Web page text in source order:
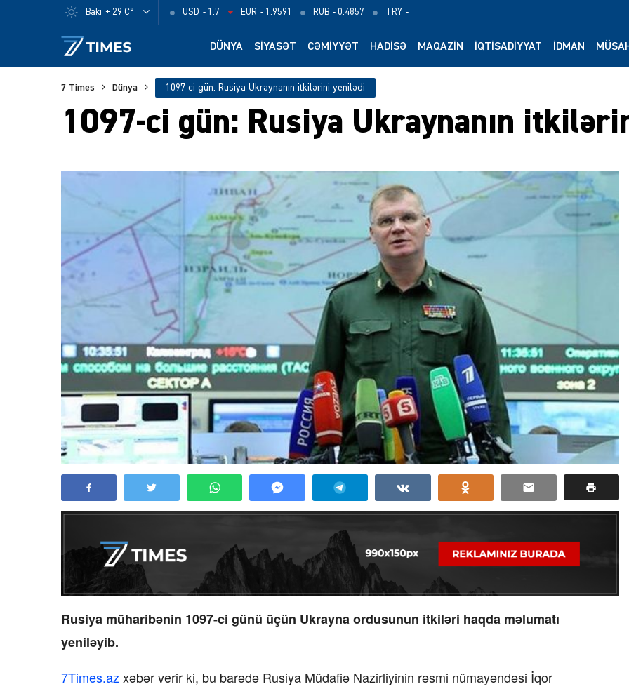
Bakı + 29 C° USD - 1.7 EUR - 1.9591 RUB - 0.4857 TRY -
DÜNYA SIYASƏT CƏMIYYƏT HADISƏ MAQAZIN İQTISADIYYAT İDMAN
7 Times Dünya 1097-ci gün: Rusiya Ukraynanın itkilərini yenilədi
1097-ci gün: Rusiya Ukraynanın
Rusiya müharibənin 1097-ci günü üçün Ukrayna ordusunun itkiləri haqda məlumatı
yeniləyib.
7Times.az xəbər verir ki, bu barədə Rusiya Müdafiə Nazirliyinin rəsmi nümayəndəsi İqor